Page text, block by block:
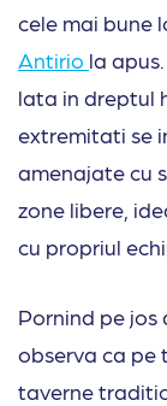
cele mai bune
Antirio la
lata in dreptul
extremitati se
amenajate cu
zone libere,
cu propriul
Pornind pe jos
observa ca pe
taverne